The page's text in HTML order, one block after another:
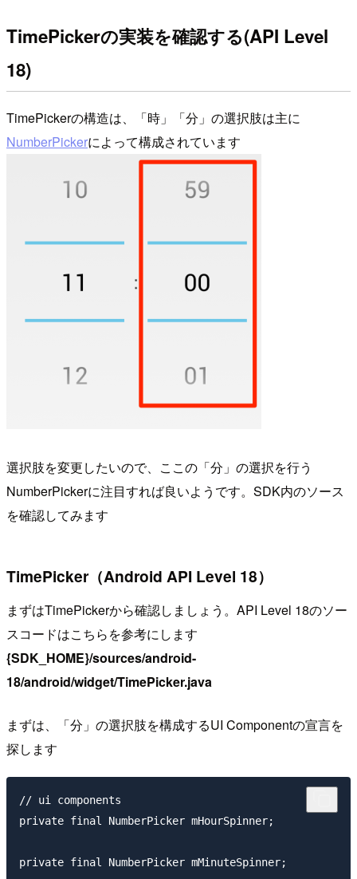
TimePickerの実装を確認する(API Level
18)
TimePickerの構造は、「時」「分」の選択肢は主に
NumberPickerによって構成されています
選択肢を変更したいので、ここの「分」の選択を行う
NumberPickerに注目すれば良いようです。SDK内のソース
を確認してみます
TimePicker（Android API Level 18）
まずはTimePickerから確認しましょう。API Level 18のソー
スコードはこちらを参考にします
{SDK_HOME}/sources/android-
18/android/widget/TimePicker.java
まずは、「分」の選択肢を構成するUI Componentの宣言を
探します
// ui components
private final NumberPicker mHourSpinner;